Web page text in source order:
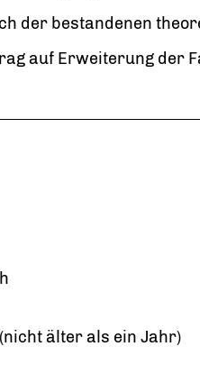
der bestandenen
auf Erweiterung der
älter als ein Jahr)